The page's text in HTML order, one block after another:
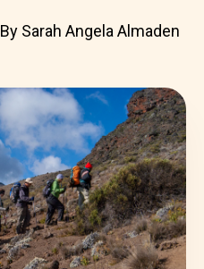
By Sarah Angela Almaden